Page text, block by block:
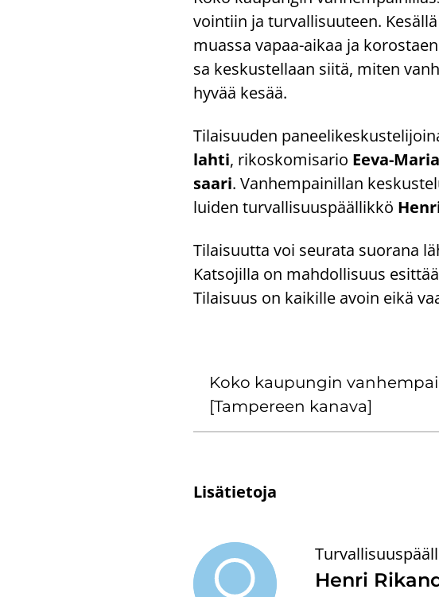
voin­tiin ja tur­val­li­suu­teen.
muas­sa vapaa-​aikaa ja
sa kes­kus­tel­laan siitä, miten
hyvää kesää.
Ti­lai­suu­den
lah­ti, ri­kos­ko­mi­sa­rio Eeva-​
saa­ri. Van­hem­pai­nil­lan
lui­den tur­val­li­suus­pääl­lik­kö
Ti­lai­suut­ta voi seu­ra­ta suo­ra­na
Kat­so­jil­la on mah­dol­li­suus
Ti­lai­suus on kai­kil­le avoin eikä
Koko kau­pun­gin
[Tam­pe­reen ka­na­va]
Li­sä­tie­to­ja
Henri